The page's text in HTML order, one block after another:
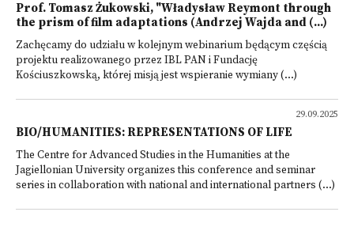
Prof. Tomasz Żukowski, "Władysław Reymont through
the prism of film adaptations (Andrzej Wajda and (...)
Zachęcamy do udziału w kolejnym webinarium będącym częścią
projektu realizowanego przez IBL PAN i Fundację
Kościuszkowską, której misją jest wspieranie wymiany (...)
29.09.2025
BIO/HUMANITIES: REPRESENTATIONS OF LIFE
The Centre for Advanced Studies in the Humanities at the
Jagiellonian University organizes this conference and seminar
series in collaboration with national and international partners (...)